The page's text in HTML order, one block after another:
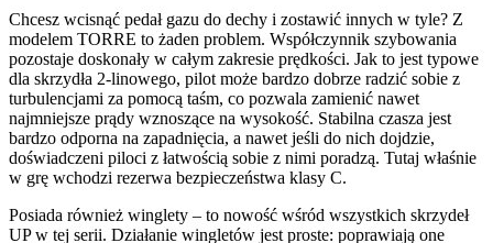
Chcesz wcisnąć pedał gazu do dechy i zostawić innych w tyle? Z
modelem TORRE to żaden problem. Współczynnik szybowania
pozostaje doskonały w całym zakresie prędkości. Jak to jest typowe
dla skrzydła 2-linowego, pilot może bardzo dobrze radzić sobie z
turbulencjami za pomocą taśm, co pozwala zamienić nawet
najmniejsze prądy wznoszące na wysokość. Stabilna czasza jest
bardzo odporna na zapadnięcia, a nawet jeśli do nich dojdzie,
doświadczeni piloci z łatwością sobie z nimi poradzą. Tutaj właśnie
w grę wchodzi rezerwa bezpieczeństwa klasy C.
Posiada również winglety – to nowość wśród wszystkich skrzydeł
UP w tej serii. Działanie wingletów jest proste: poprawiają one